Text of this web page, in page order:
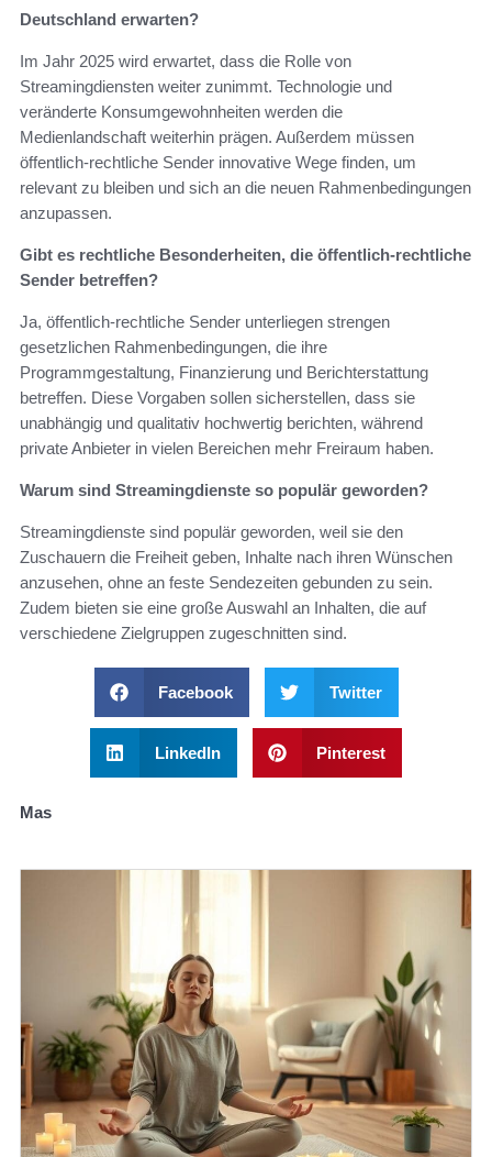
Deutschland erwarten?
Im Jahr 2025 wird erwartet, dass die Rolle von
Streamingdiensten weiter zunimmt. Technologie und
veränderte Konsumgewohnheiten werden die
Medienlandschaft weiterhin prägen. Außerdem müssen
öffentlich-rechtliche Sender innovative Wege finden, um
relevant zu bleiben und sich an die neuen Rahmenbedingungen
anzupassen.
Gibt es rechtliche Besonderheiten, die öffentlich-rechtliche
Sender betreffen?
Ja, öffentlich-rechtliche Sender unterliegen strengen
gesetzlichen Rahmenbedingungen, die ihre
Programmgestaltung, Finanzierung und Berichterstattung
betreffen. Diese Vorgaben sollen sicherstellen, dass sie
unabhängig und qualitativ hochwertig berichten, während
private Anbieter in vielen Bereichen mehr Freiraum haben.
Warum sind Streamingdienste so populär geworden?
Streamingdienste sind populär geworden, weil sie den
Zuschauern die Freiheit geben, Inhalte nach ihren Wünschen
anzusehen, ohne an feste Sendezeiten gebunden zu sein.
Zudem bieten sie eine große Auswahl an Inhalten, die auf
verschiedene Zielgruppen zugeschnitten sind.
Facebook Twitter
LinkedIn Pinterest
Mas